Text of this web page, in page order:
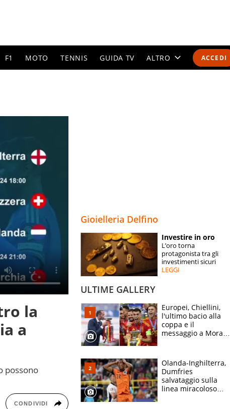
ACCEDI
F1 MOTO TENNIS GUIDA TV ALTRO
SPECIALI
ESPERTI
la
a
possono
CONDIVIDI
Gioielleria Delfino
Investire in oro
L’oro torna
protagonista tra gli
investimenti sicuri
LEGGI
ULTIME GALLERY
Europei, Chiellini,
l'ultimo bacio alla
coppa e il
messaggio a Morata
inglesi
Olanda-Inghilterra,
Dumfries
salvataggio sulla
linea miracoloso